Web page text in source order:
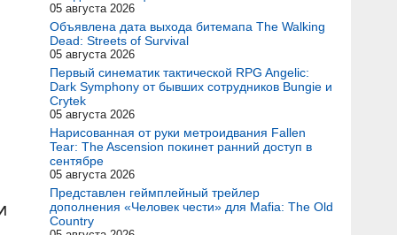
05 августа 2026
Объявлена дата выхода битемапа The Walking
Dead: Streets of Survival
05 августа 2026
Первый синематик тактической RPG Angelic:
Dark Symphony от бывших сотрудников Bungie и
Crytek
05 августа 2026
Нарисованная от руки метроидвания Fallen
Tear: The Ascension покинет ранний доступ в
сентябре
05 августа 2026
Представлен геймплейный трейлер
дополнения «Человек чести» для Mafia: The Old
Country